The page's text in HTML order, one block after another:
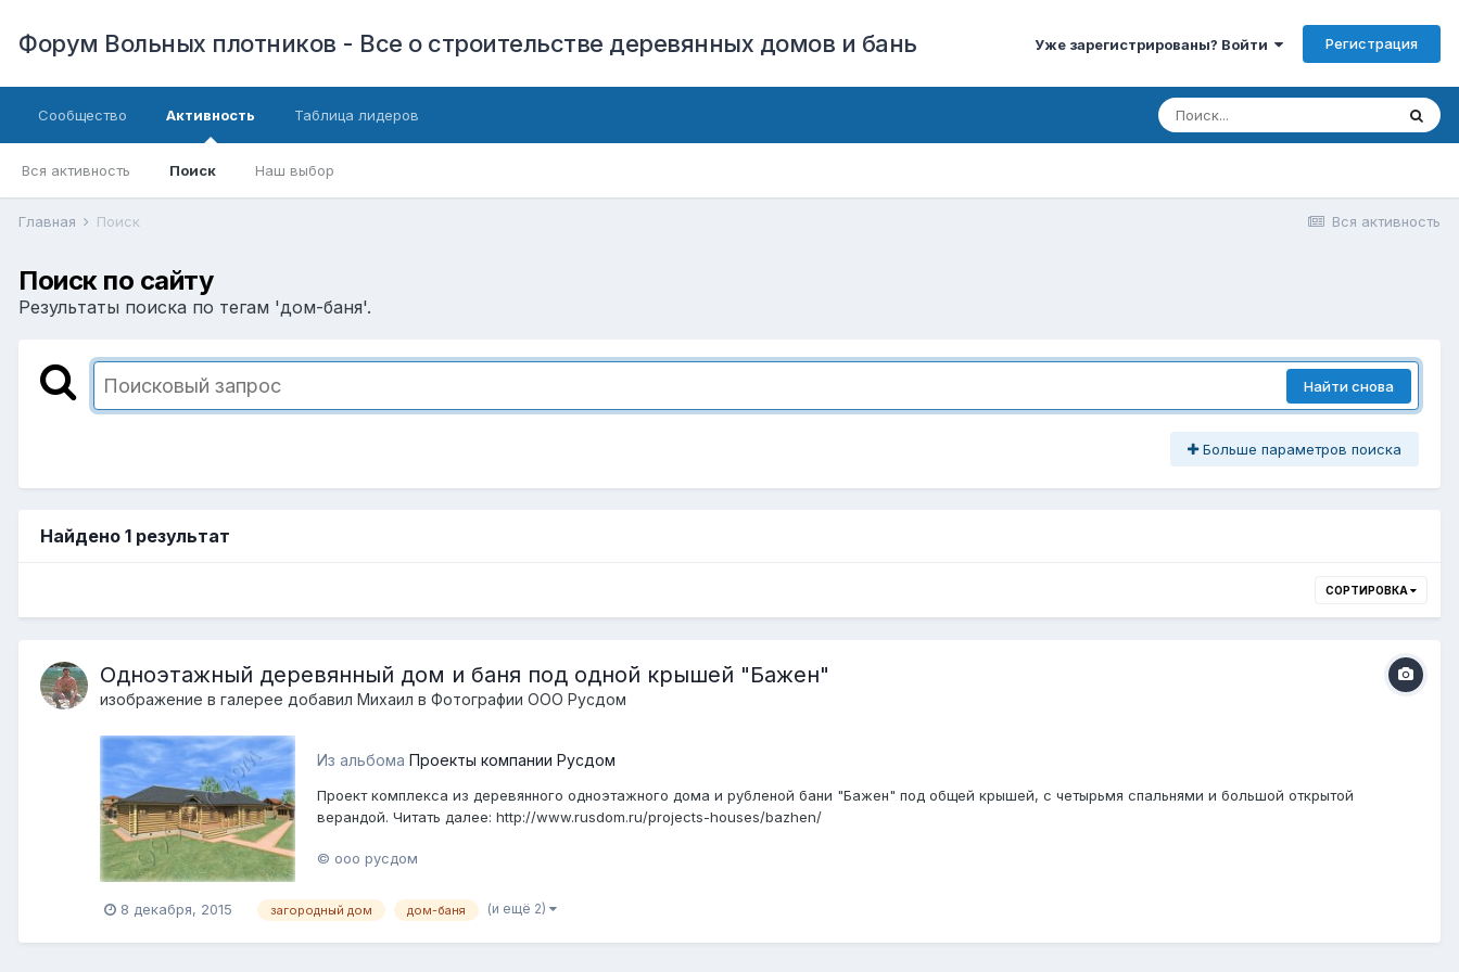
Форум Вольных плотников - Все о строительстве деревянных домов и бань Уже зарегистрированы? Войти Регистрация
Сообщество Активность
Вся активность Поиск Наш выбор
Таблица лидеров
Вся активность
Главная Поиск
Поиск по сайту
Результаты поиска по тегам 'дом-баня'.
Найти снова
Больше параметров поиска
Найдено 1 результат
СОРТИРОВКА
Одноэтажный деревянный дом и баня под одной крышей "Бажен"
изображение в галерее добавил Михаил в Фотографии ООО Русдом
Из альбома Проекты компании Русдом
Проект комплекса из деревянного одноэтажного дома и рубленой бани "Бажен" под общей крышей, с четырьмя спальнями и большой открытой
верандой. Читать далее: http://www.rusdom.ru/projects-houses/bazhen/
© ооо русдом
8 декабря, 2015 загородный дом дом-баня (и ещё 2)